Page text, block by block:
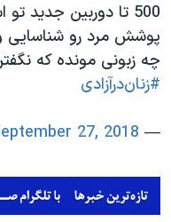
500 تا دوربین جدید
پوشش مرد رو شناسایی
چه زبونی مونده که
#زنان‌در‌آزادی
— maktoub🏳️ (@Pensylvani)
27, 2018